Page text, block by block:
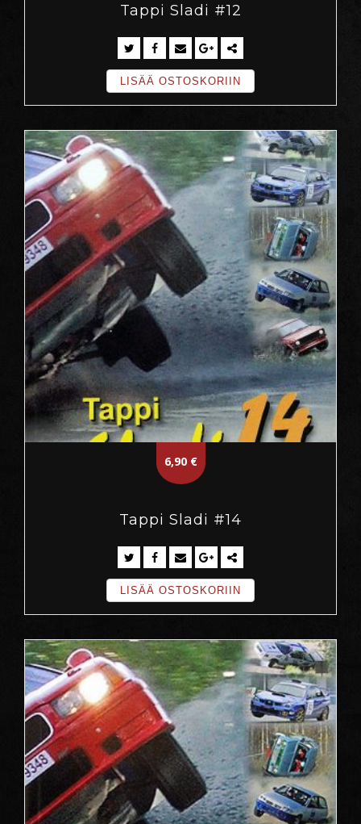
Tappi Sladi #12
LISÄÄ OSTOSKORIIN
6,90 €
Tappi Sladi #14
LISÄÄ OSTOSKORIIN